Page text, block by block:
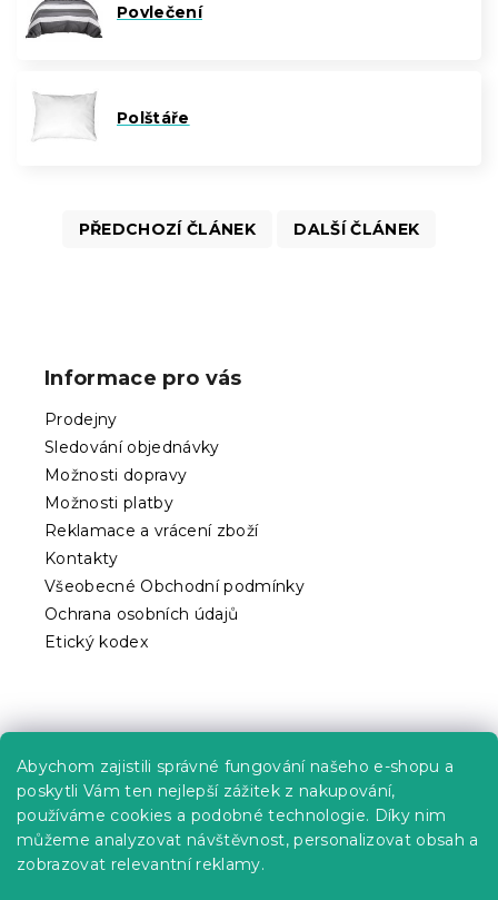
Abychom zajistili správné fungování našeho e-shopu a
poskytli Vám ten nejlepší zážitek z nakupování,
používáme cookies a podobné technologie. Díky nim
můžeme analyzovat návštěvnost, personalizovat obsah a
zobrazovat relevantní reklamy.
Povlečení
Polštáře
PŘEDCHOZÍ ČLÁNEK DALŠÍ ČLÁNEK
Informace pro vás
Prodejny
Sledování objednávky
Možnosti dopravy
Možnosti platby
Reklamace a vrácení zboží
Kontakty
Všeobecné Obchodní podmínky
Ochrana osobních údajů
Etický kodex
Kariéra
Poptávky a B2B spolupráce
Proč se u nás registrovat?